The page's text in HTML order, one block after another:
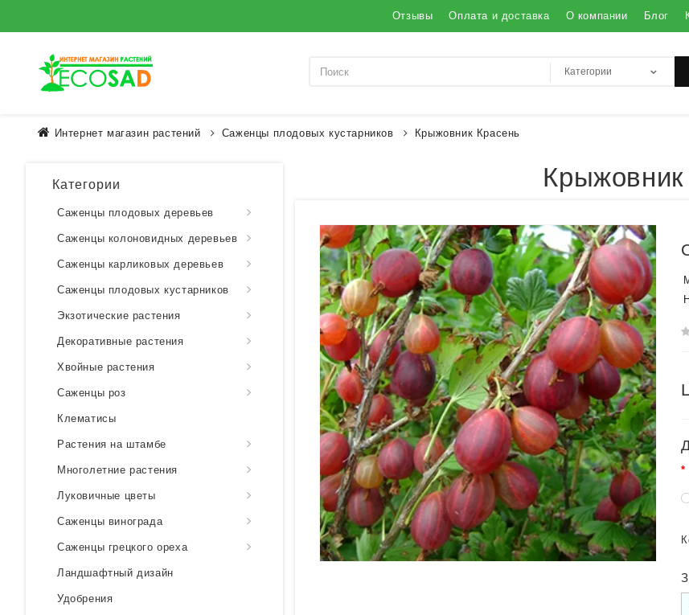
Отзывы Оплата и доставка О компании Блог
Интернет магазин растений Саженцы плодовых кустарников Крыжовник Красень
Категории
Саженцы плодовых деревьев
Саженцы колоновидных деревьев
Саженцы карликовых деревьев
Саженцы плодовых кустарников
Экзотические растения
Декоративные растения
Хвойные растения
Саженцы роз
Клематисы
Растения на штамбе
Многолетние растения
Луковичные цветы
Саженцы винограда
Саженцы грецкого ореха
Ландшафтный дизайн
Удобрения
Крыжовник